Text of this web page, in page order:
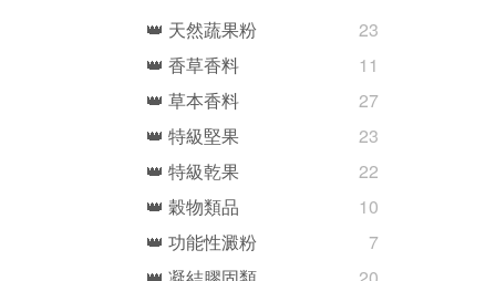
👑 天然蔬果粉
23
👑 香草香料
11
👑 草本香料
27
👑 特級堅果
23
👑 特級乾果
22
👑 穀物類品
10
👑 功能性澱粉
7